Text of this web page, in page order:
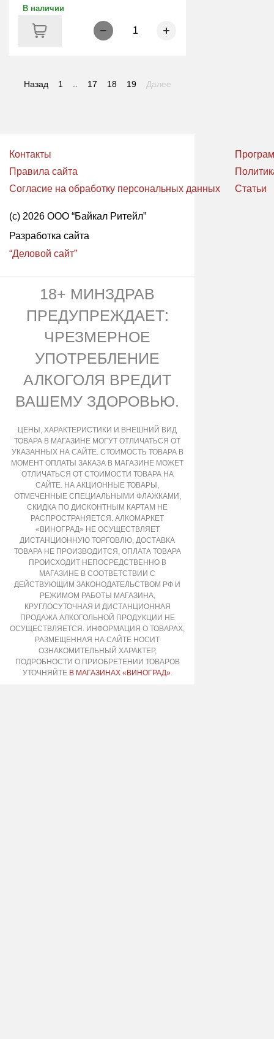
В наличии
1
Назад 1 17 18 19 Далее
Контакты
Правила сайта
Согласие на обработку персональных данных
Статьи
(с) 2026 ООО “Байкал Ритейл”
Разработка сайта
“Деловой сайт”
18+ МИНЗДРАВ
ПРЕДУПРЕЖДАЕТ:
ЧРЕЗМЕРНОЕ
УПОТРЕБЛЕНИЕ
АЛКОГОЛЯ ВРЕДИТ
ВАШЕМУ ЗДОРОВЬЮ.
ЦЕНЫ, ХАРАКТЕРИСТИКИ И ВНЕШНИЙ ВИД
ТОВАРА В МАГАЗИНЕ МОГУТ ОТЛИЧАТЬСЯ ОТ
УКАЗАННЫХ НА САЙТЕ. СТОИМОСТЬ ТОВАРА В
МОМЕНТ ОПЛАТЫ ЗАКАЗА В МАГАЗИНЕ МОЖЕТ
ОТЛИЧАТЬСЯ ОТ СТОИМОСТИ ТОВАРА НА
САЙТЕ. НА АКЦИОННЫЕ ТОВАРЫ,
ОТМЕЧЕННЫЕ СПЕЦИАЛЬНЫМИ ФЛАЖКАМИ,
СКИДКА ПО ДИСКОНТНЫМ КАРТАМ НЕ
РАСПРОСТРАНЯЕТСЯ. АЛКОМАРКЕТ
«ВИНОГРАД» НЕ ОСУЩЕСТВЛЯЕТ
ДИСТАНЦИОННУЮ ТОРГОВЛЮ, ДОСТАВКА
ТОВАРА НЕ ПРОИЗВОДИТСЯ, ОПЛАТА ТОВАРА
ПРОИСХОДИТ НЕПОСРЕДСТВЕННО В
МАГАЗИНЕ В СООТВЕТСТВИИ С
ДЕЙСТВУЮЩИМ ЗАКОНОДАТЕЛЬСТВОМ РФ И
РЕЖИМОМ РАБОТЫ МАГАЗИНА,
КРУГЛОСУТОЧНАЯ И ДИСТАНЦИОННАЯ
ПРОДАЖА АЛКОГОЛЬНОЙ ПРОДУКЦИИ НЕ
ОСУЩЕСТВЛЯЕТСЯ. ИНФОРМАЦИЯ О ТОВАРАХ,
РАЗМЕЩЕННАЯ НА САЙТЕ НОСИТ
ОЗНАКОМИТЕЛЬНЫЙ ХАРАКТЕР,
ПОДРОБНОСТИ О ПРИОБРЕТЕНИИ ТОВАРОВ
УТОЧНЯЙТЕ В МАГАЗИНАХ «ВИНОГРАД».